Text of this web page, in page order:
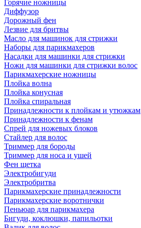
Горячие ножницы
Диффузор
Дорожный фен
Лезвие для бритвы
Масло для машинок для стрижки
Наборы для парикмахеров
Насадки для машинки для стрижки
Ножи для машинки для стрижки волос
Парикмахерские ножницы
Плойка волна
Плойка конусная
Плойка спиральная
Принадлежности к плойкам и утюжкам
Принадлежности к фенам
Спрей для ножевых блоков
Стайлер для волос
Триммер для бороды
Триммер для носа и ушей
Фен щетка
Электробигуди
Электробритва
Парикмахерские принадлежности
Парикмахерские воротнички
Пеньюар для парикмахера
Бигуди, коклюшки, папильотки